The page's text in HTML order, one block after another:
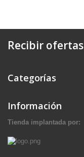
Recibir ofertas
Categorías
Información
Tienda implantada por: